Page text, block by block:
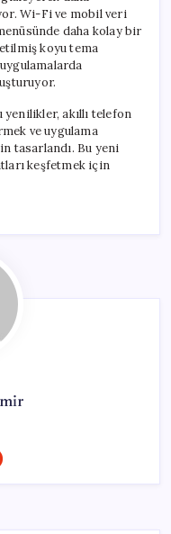
Wi-Fi ve mobil veri
daha kolay bir
koyu tema
akıllı telefon
ve uygulama
tasarlandı. Bu yeni
keşfetmek için